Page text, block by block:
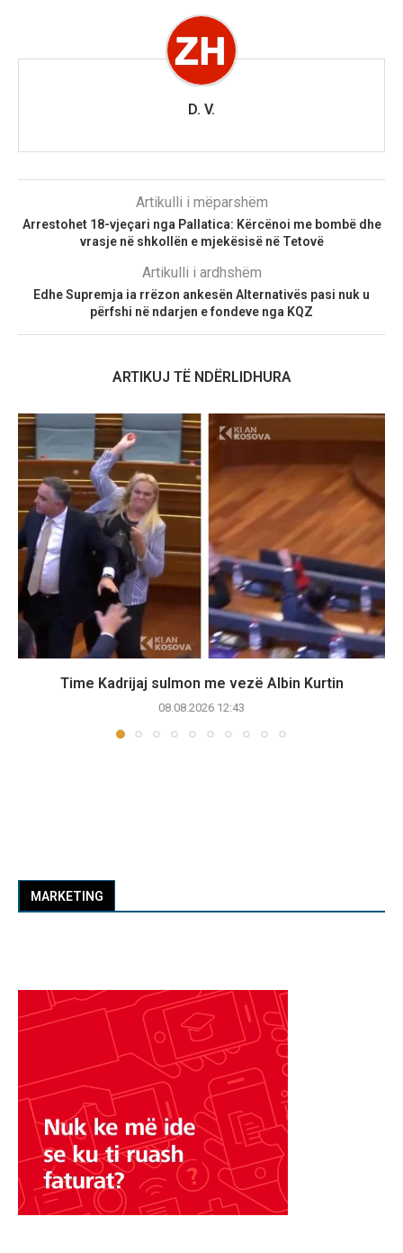
D. V.
Artikulli i mëparshëm
​Arrestohet 18-vjeçari nga Pallatica: Kërcënoi me bombë dhe
vrasje në shkollën e mjekësisë në Tetovë
Artikulli i ardhshëm
Edhe Supremja ia rrëzon ankesën Alternativës pasi nuk u
përfshi në ndarjen e fondeve nga KQZ
ARTIKUJ TË NDËRLIDHURA
Time Kadrijaj sulmon me vezë Albin Kurtin
08.08.2026 12:43
MARKETING